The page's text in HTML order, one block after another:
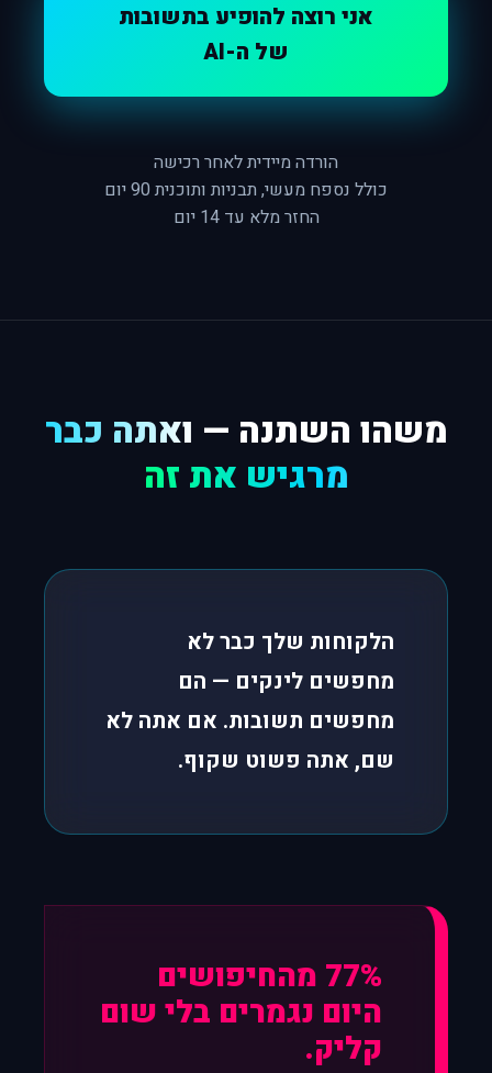
אני רוצה להופיע בתשובות
של ה-AI
הורדה מיידית לאחר רכישה
כולל נספח מעשי, תבניות ותוכנית 90 יום
החזר מלא עד 14 יום
משהו השתנה — ואתה כבר
מרגיש את זה
הלקוחות שלך כבר לא
מחפשים לינקים — הם
מחפשים תשובות. אם אתה לא
שם, אתה פשוט שקוף.
77% מהחיפושים
היום נגמרים בלי שום
קליק.